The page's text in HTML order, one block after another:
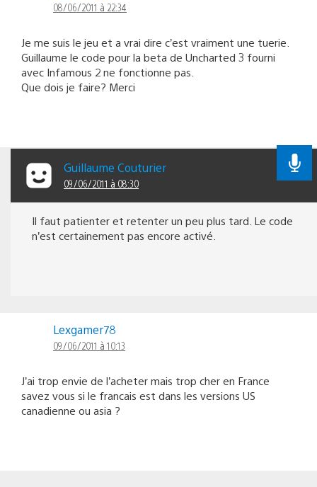
08/06/2011 à 22:34
Je me suis le jeu et a vrai dire c’est vraiment une tuerie.
Guillaume le code pour la beta de Uncharted 3 fourni
avec Infamous 2 ne fonctionne pas.
Que dois je faire? Merci
Guillaume Couturier
09/06/2011 à 08:30
Il faut patienter et retenter un peu plus tard. Le code
n’est certainement pas encore activé.
Lexgamer78
09/06/2011 à 10:13
J’ai trop envie de l’acheter mais trop cher en France
savez vous si le francais est dans les versions US
canadienne ou asia ?